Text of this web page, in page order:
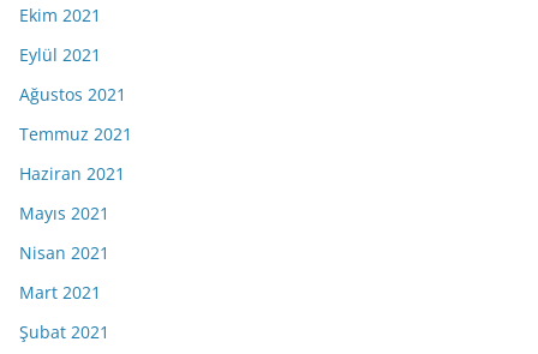
Ekim 2021
Eylül 2021
Ağustos 2021
Temmuz 2021
Haziran 2021
Mayıs 2021
Nisan 2021
Mart 2021
Şubat 2021